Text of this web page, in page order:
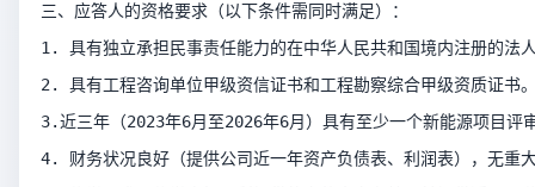
三、应答人的资格要求（以下条件需同时满足）：
1. 具有独立承担民事责任能力的在中华人民共和国境内注册的法
2. 具有工程咨询单位甲级资信证书和工程勘察综合甲级资质证书
3.近三年（2023年6月至2026年6月）具有至少一个新能源项目评
4. 财务状况良好（提供公司近一年资产负债表、利润表），无重